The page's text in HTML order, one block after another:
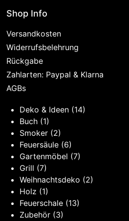
Shop Info
Versandkosten
Widerrufsbelehrung
Rückgabe
Zahlarten: Paypal & Klarna
AGBs
Deko & Ideen (14)
Buch (1)
Smoker (2)
Feuersäule (6)
Gartenmöbel (7)
Grill (7)
Weihnachtsdeko (2)
Holz (1)
Feuerschale (13)
Zubehör (3)